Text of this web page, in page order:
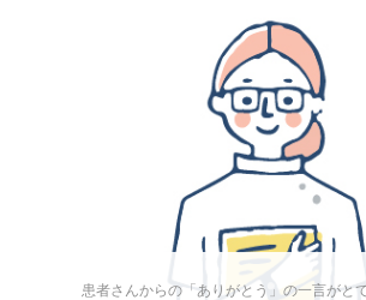
患者さんからの「ありがとう」の一言がと